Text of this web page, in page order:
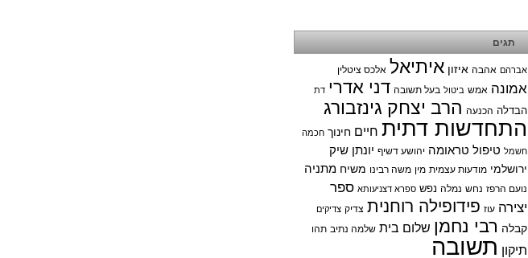
תגים
אברהם אהבה איזון איתיאל אלכס ציטלין
אמונה אמש ביטול בעל תשובה דני אדרי דת
הבדלה הכנעה הרב יצחק גינזבורג
התחדשות דתית חיים חינוך חכמה
חשמל טיפול טראומה יהושע דשיף יונתן שיק
ירושלמי מודעות עצמית מין משה רבינו משיח מתניה
נועם הרפז נחש נמלה נפש ספרא דצניעותא ספר
יצירה עוז פידופילה רוחנית צדיק צדיקים
קבלה רבי נחמן שלום בית שלמה נתיב תהו
תיקון תשובה